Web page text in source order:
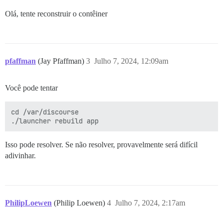
Olá, tente reconstruir o contêiner
pfaffman (Jay Pfaffman) Julho 7, 2024, 12:09am
3
Você pode tentar
cd /var/discourse
Isso pode resolver. Se não resolver, provavelmente será difícil
adivinhar.
PhilipLoewen (Philip Loewen) Julho 7, 2024, 2:17am
4